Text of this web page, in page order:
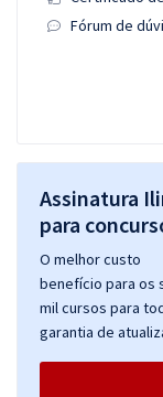
Fórum de
Assinatura
para
O melhor custo
benefício para os
mil cursos para
garantia de